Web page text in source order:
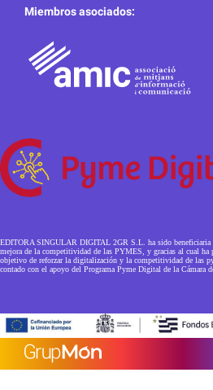
Miembros asociados:
EDITORA SINGULAR DIGITAL 2GR S.L. ha sido beneficiaria
mejora de la competitividad de las PYMES, y gracias al cual ha
objetivo de reforzar la digitalización y la competitividad de las
contado con el apoyo del Programa Pyme Digital de la Cámara